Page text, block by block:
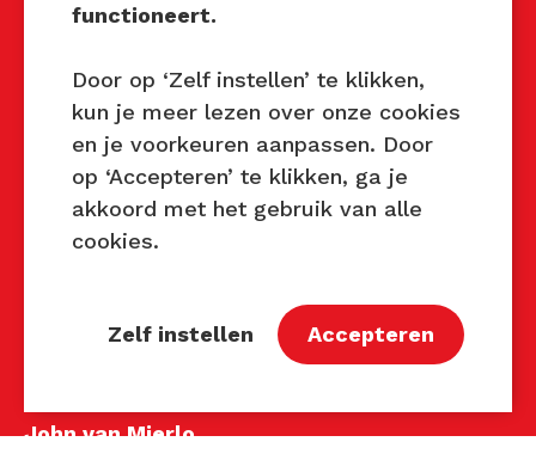
Mocht u interesse hebben om
te organiseren of heeft u
vragen over dit evenement,
neem dan contact met ons op
via de gegevens.
Privacy Beleid
John van Mierlo
functioneert.
Door op ‘Zelf instellen’ te klikken,
kun je meer lezen over onze cookies
en je voorkeuren aanpassen. Door
op ‘Accepteren’ te klikken, ga je
akkoord met het gebruik van alle
cookies.
Zelf instellen Accepteren